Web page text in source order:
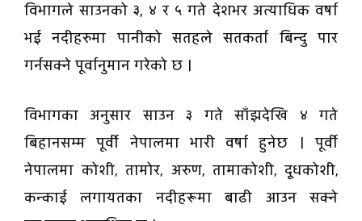
विभागले साउनको ३, ४ र ५ गते देशभर अत्याधिक वर्षा
भई नदीहरुमा पानीको सतहले सतकर्ता बिन्दु पार
गर्नसक्ने पूर्वानुमान गरेको छ ।
विभागका अनुसार साउन ३ गते साँझदेखि ४ गते
बिहानसम्म पूर्वी नेपालमा भारी वर्षा हुनेछ । पूर्वी
नेपालमा कोशी, तामोर, अरुण, तामाकोशी, दूधकोशी,
कन्काई लगायतका नदीहरूमा बाढी आउन सक्ने